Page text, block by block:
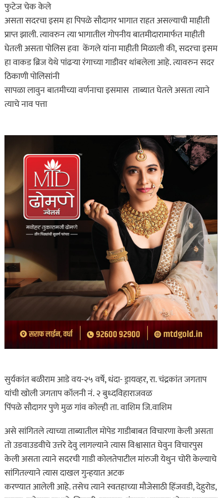
फुटेज चेक केले
असता सदरचा इसम हा पिपळे सौदागर भागात राहत असल्याची माहीती
प्राप्त झाली. त्यावरुन त्या भागातील गोपनीय बातमीदारामार्फत माहीती
घेतली असता पोलिस हवा केंगले यांना माहीती मिळाली की, सदरचा इसम
हा वाकड ब्रिज येथे पांढऱ्या रंगाच्या गाडीवर थांबलेला आहे. त्यावरुन सदर
ठिकाणी पोलिसांनी
सापळा लावुन बातमीच्या वर्णनाचा इसमास ताब्यात घेतले असता त्याने
त्याचे नाव पत्ता
सुर्यकांत बळीराम आडे वय-२५ वर्षे, धंदा- ड्रायव्हर, रा. चंद्रकांत जगताप
यांची खोली जगताप कॉलनी नं. २ बुध्दविहाराजवळ
पिंपळे सौदागर पुणे मुळ गांव कोल्ही ता. वाशिम जि.वाशिम
असे सांगितले त्याच्या ताब्यातील मोपेड गाडीबाबत विचारणा केली असता
तो उडवाउडवीचे उत्तरे देवु लागल्याने त्यास विश्वासात घेवुन विचारपुस
केली असता त्याने सदरची गाडी कोलतेपाटील मांरुजी येथुन चोरी केल्याचे
सांगितल्याने त्यास दाखल गुन्हयात अटक
करण्यात आलेली आहे. तसेच त्याने स्वतहाच्या मौजेसाठी हिंजवडी, देहुरोड,